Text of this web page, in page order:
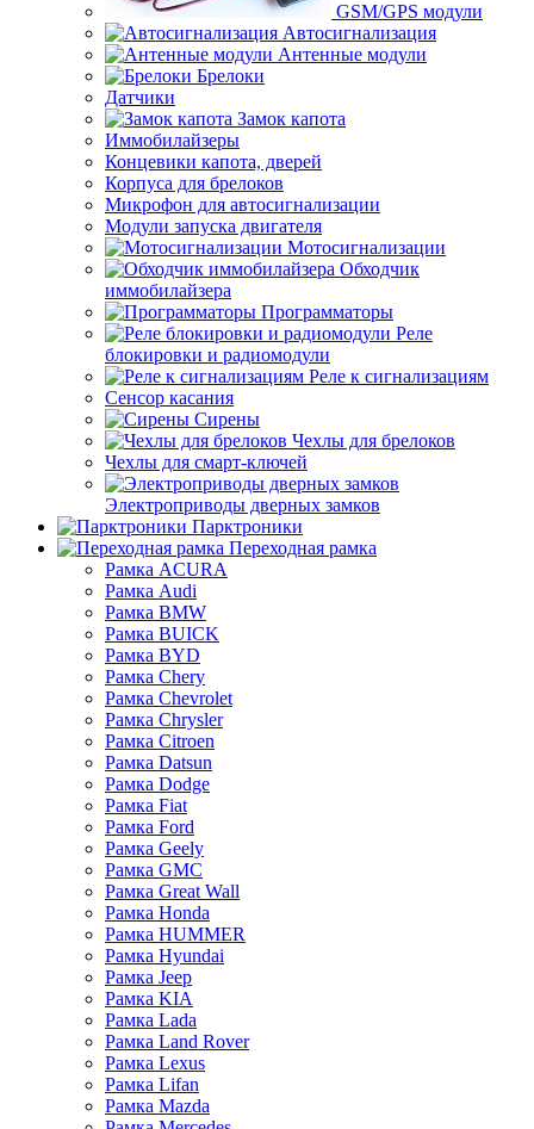
GSM/GPS модули
Автосигнализация
Антенные модули
Брелоки
Датчики
Замок капота
Иммобилайзеры
Концевики капота, дверей
Корпуса для брелоков
Микрофон для автосигнализации
Модули запуска двигателя
Мотосигнализации
Обходчик
иммобилайзера
Программаторы
Реле
блокировки и радиомодули
Реле к сигнализациям
Сенсор касания
Сирены
Чехлы для брелоков
Чехлы для смарт-ключей
Электроприводы дверных замков
Парктроники
Переходная рамка
Рамка ACURA
Рамка Audi
Рамка BMW
Рамка BUICK
Рамка BYD
Рамка Chery
Рамка Chevrolet
Рамка Chrysler
Рамка Citroen
Рамка Datsun
Рамка Dodge
Рамка Fiat
Рамка Ford
Рамка Geely
Рамка GMC
Рамка Great Wall
Рамка Honda
Рамка HUMMER
Рамка Hyundai
Рамка Jeep
Рамка KIA
Рамка Lada
Рамка Land Rover
Рамка Lexus
Рамка Lifan
Рамка Mazda